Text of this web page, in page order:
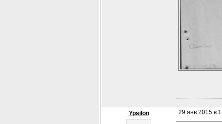
Ypsilon 29 янв 2015 в